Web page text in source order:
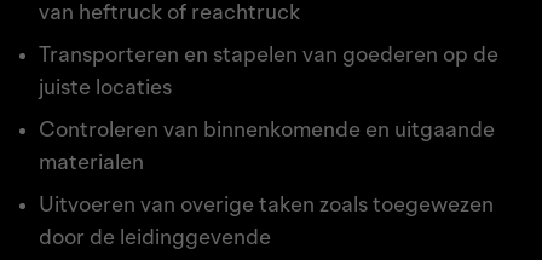
van heftruck of reachtruck
Transporteren en stapelen van goederen op de
juiste locaties
Controleren van binnenkomende en uitgaande
materialen
Uitvoeren van overige taken zoals toegewezen
door de leidinggevende